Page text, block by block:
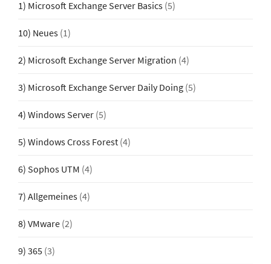
1) Microsoft Exchange Server Basics (5)
10) Neues (1)
2) Microsoft Exchange Server Migration (4)
3) Microsoft Exchange Server Daily Doing (5)
4) Windows Server (5)
5) Windows Cross Forest (4)
6) Sophos UTM (4)
7) Allgemeines (4)
8) VMware (2)
9) 365 (3)